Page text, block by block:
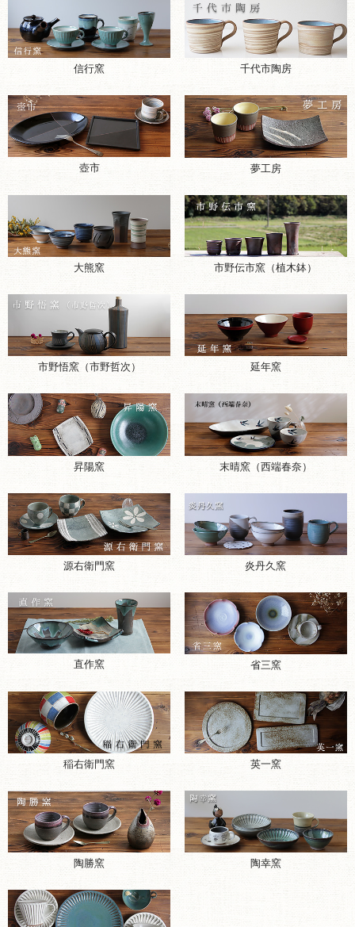
信行窯 千代市陶房
壺市 夢工房
大熊窯 市野伝市窯（植木鉢）
市野悟窯（市野哲次） 延年窯
昇陽窯 末晴窯（西端春奈）
源右衛門窯 炎丹久窯
直作窯 省三窯
稲右衛門窯 英一窯
陶勝窯 陶幸窯